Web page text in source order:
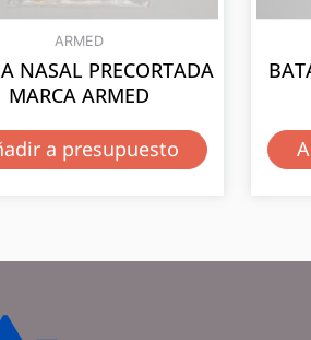
ARMED
NASAL PRECORTADA
MARCA ARMED
a presupuesto